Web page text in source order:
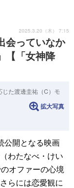
会っていなか
【「女神降
2025.3.20（木） 7:15
た渡邊圭祐（C）モ
拡大写真
公開となる映画
わたなべ・けい
オファーの心境
らには恋愛観に